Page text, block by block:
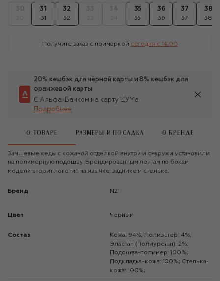
31
31
32
32
35
35
36
36
37
37
38
38
Получите заказ с примеркой сегодня c 14:00
20% кешбэк для чёрной карты и 8% кешбэк для
оранжевой карты
С Альфа-Банком на карту ЦУМа
Подробнее
О ТОВАРЕ РАЗМЕРЫ И ПОСАДКА О БРЕНДЕ
Замшевые кеды с кожаной отделкой внутри и снаружи установили
на полимерную подошву. Брендированным лентам по бокам
модели вторит логотип на язычке, заднике и стельке.
Бренд N21
Цвет Черный
Состав
Кожа: 94%; Полиэстер: 4%;
Эластан (Полиуретан): 2%;
Подошва-полимер: 100%;
Подкладка-кожа: 100%; Стелька-
кожа: 100%;